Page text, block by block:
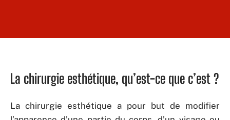
La chirurgie esthétique, qu’est-ce que c’est ?
La chirurgie esthétique a pour but de modifier